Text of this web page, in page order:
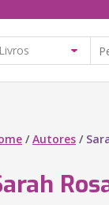
/Autores /